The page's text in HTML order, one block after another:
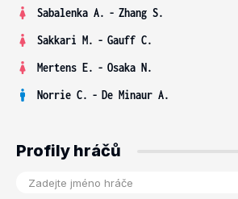
Sabalenka A. - Zhang S.
Sakkari M. - Gauff C.
Mertens E. - Osaka N.
Norrie C. - De Minaur A.
Profily hráčů